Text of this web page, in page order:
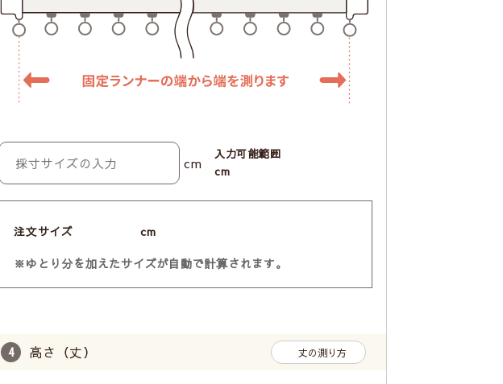
cm
入力可能範囲
cm
注文サイズ cm
※ゆとり分を加えたサイズが自動で計算されます。
高さ（丈） 丈の測り方